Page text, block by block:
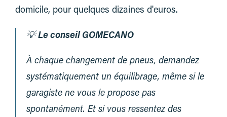
domicile, pour quelques dizaines d'euros.
💡Le conseil GOMECANO
À chaque changement de pneus, demandez
systématiquement un équilibrage, même si le
garagiste ne vous le propose pas
spontanément. Et si vous ressentez des